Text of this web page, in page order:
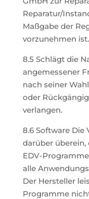
Reparatur/
Maßgabe der
vorzunehmen ist.
8.5 Schlägt die
angemessener
nach seiner
oder
verlangen.
8.6 Software
darüber
EDV-
alle
Der Hersteller
Programme